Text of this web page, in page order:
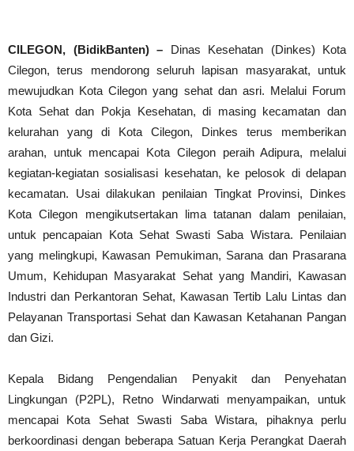
CILEGON, (BidikBanten) – Dinas Kesehatan (Dinkes) Kota
Cilegon, terus mendorong seluruh lapisan masyarakat, untuk
mewujudkan Kota Cilegon yang sehat dan asri. Melalui Forum
Kota Sehat dan Pokja Kesehatan, di masing kecamatan dan
kelurahan yang di Kota Cilegon, Dinkes terus memberikan
arahan, untuk mencapai Kota Cilegon peraih Adipura, melalui
kegiatan-kegiatan sosialisasi kesehatan, ke pelosok di delapan
kecamatan. Usai dilakukan penilaian Tingkat Provinsi, Dinkes
Kota Cilegon mengikutsertakan lima tatanan dalam penilaian,
untuk pencapaian Kota Sehat Swasti Saba Wistara. Penilaian
yang melingkupi, Kawasan Pemukiman, Sarana dan Prasarana
Umum, Kehidupan Masyarakat Sehat yang Mandiri, Kawasan
Industri dan Perkantoran Sehat, Kawasan Tertib Lalu Lintas dan
Pelayanan Transportasi Sehat dan Kawasan Ketahanan Pangan
dan Gizi.
Kepala Bidang Pengendalian Penyakit dan Penyehatan
Lingkungan (P2PL), Retno Windarwati menyampaikan, untuk
mencapai Kota Sehat Swasti Saba Wistara, pihaknya perlu
berkoordinasi dengan beberapa Satuan Kerja Perangkat Daerah